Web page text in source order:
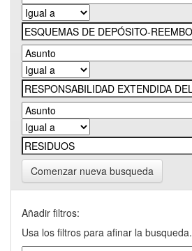
Comenzar nueva busqueda
Añadir filtros:
Usa los filtros para afinar la busqueda.